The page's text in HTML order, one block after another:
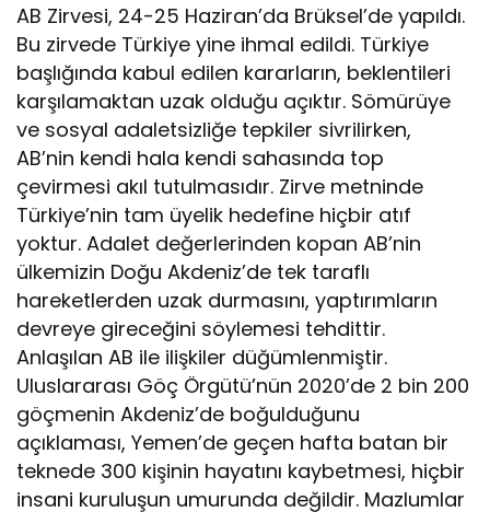
AB Zirvesi, 24-25 Haziran’da Brüksel’de yapıldı.
Bu zirvede Türkiye yine ihmal edildi. Türkiye
başlığında kabul edilen kararların, beklentileri
karşılamaktan uzak olduğu açıktır. Sömürüye
ve sosyal adaletsizliğe tepkiler sivrilirken,
AB’nin kendi hala kendi sahasında top
çevirmesi akıl tutulmasıdır. Zirve metninde
Türkiye’nin tam üyelik hedefine hiçbir atıf
yoktur. Adalet değerlerinden kopan AB’nin
ülkemizin Doğu Akdeniz’de tek taraflı
hareketlerden uzak durmasını, yaptırımların
devreye gireceğini söylemesi tehdittir.
Anlaşılan AB ile ilişkiler düğümlenmiştir.
Uluslararası Göç Örgütü’nün 2020’de 2 bin 200
göçmenin Akdeniz’de boğulduğunu
açıklaması, Yemen’de geçen hafta batan bir
teknede 300 kişinin hayatını kaybetmesi, hiçbir
insani kuruluşun umurunda değildir. Mazlumlar